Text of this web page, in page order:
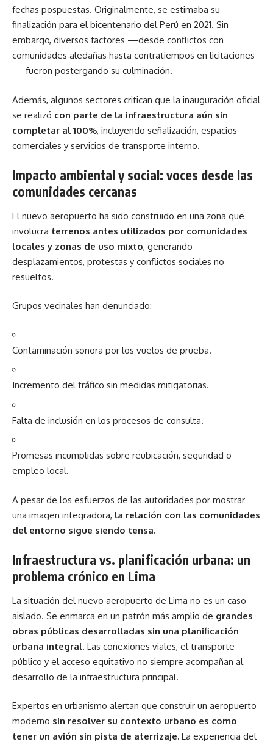
fechas pospuestas. Originalmente, se estimaba su
finalización para el bicentenario del Perú en 2021. Sin
embargo, diversos factores —desde conflictos con
comunidades aledañas hasta contratiempos en licitaciones
— fueron postergando su culminación.
Además, algunos sectores critican que la inauguración oficial
se realizó con parte de la infraestructura aún sin
completar al 100%, incluyendo señalización, espacios
comerciales y servicios de transporte interno.
Impacto ambiental y social: voces desde las
comunidades cercanas
El nuevo aeropuerto ha sido construido en una zona que
involucra terrenos antes utilizados por comunidades
locales y zonas de uso mixto, generando
desplazamientos, protestas y conflictos sociales no
resueltos.
Grupos vecinales han denunciado:
Contaminación sonora por los vuelos de prueba.
Incremento del tráfico sin medidas mitigatorias.
Falta de inclusión en los procesos de consulta.
Promesas incumplidas sobre reubicación, seguridad o
empleo local.
A pesar de los esfuerzos de las autoridades por mostrar
una imagen integradora, la relación con las comunidades
del entorno sigue siendo tensa.
Infraestructura vs. planificación urbana: un
problema crónico en Lima
La situación del nuevo aeropuerto de Lima no es un caso
aislado. Se enmarca en un patrón más amplio de grandes
obras públicas desarrolladas sin una planificación
urbana integral. Las conexiones viales, el transporte
público y el acceso equitativo no siempre acompañan al
desarrollo de la infraestructura principal.
Expertos en urbanismo alertan que construir un aeropuerto
moderno sin resolver su contexto urbano es como
tener un avión sin pista de aterrizaje. La experiencia del